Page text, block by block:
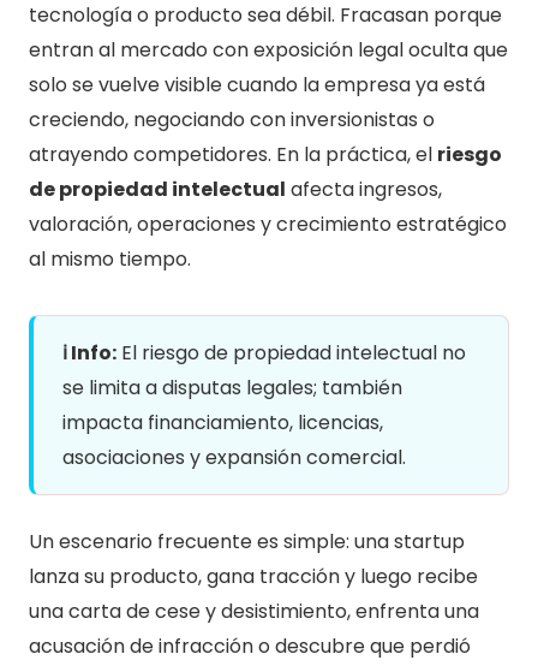
tecnología o producto sea débil. Fracasan porque
entran al mercado con exposición legal oculta que
solo se vuelve visible cuando la empresa ya está
creciendo, negociando con inversionistas o
atrayendo competidores. En la práctica, el riesgo
de propiedad intelectual afecta ingresos,
valoración, operaciones y crecimiento estratégico
al mismo tiempo.
ℹ️ Info: El riesgo de propiedad intelectual no
se limita a disputas legales; también
impacta financiamiento, licencias,
asociaciones y expansión comercial.
Un escenario frecuente es simple: una startup
lanza su producto, gana tracción y luego recibe
una carta de cese y desistimiento, enfrenta una
acusación de infracción o descubre que perdió